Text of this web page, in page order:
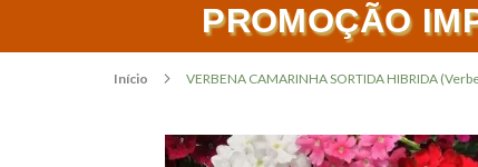
PROMOÇÃO
Início VERBENA CAMARINHA SORTIDA HIBRIDA